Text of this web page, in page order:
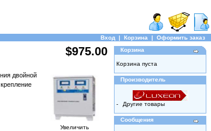
Вход | Корзина | Оформить заказ
$975.00
Увеличить
двойной
Корзина
Корзина пуста
Производитель
- Другие товары
Сообщения